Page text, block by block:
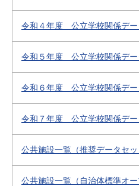
令和４年度 公立学校関係デー
令和５年度 公立学校関係デー
令和６年度 公立学校関係デー
令和７年度 公立学校関係デー
公共施設一覧（推奨データセッ
公共施設一覧（自治体標準オー